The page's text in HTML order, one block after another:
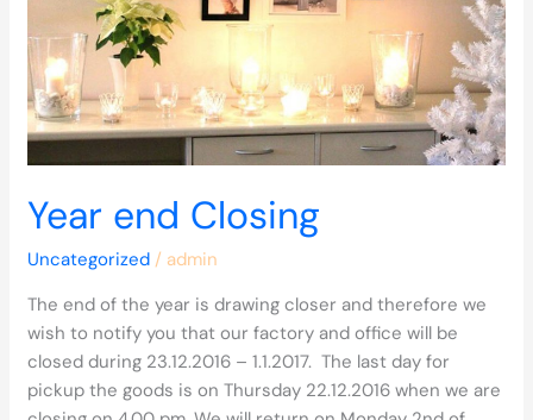
Year end Closing
Uncategorized / admin
The end of the year is drawing closer and therefore we
wish to notify you that our factory and office will be
closed during 23.12.2016 – 1.1.2017. The last day for
pickup the goods is on Thursday 22.12.2016 when we are